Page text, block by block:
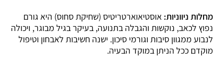
מחלות ניווניות: אוסטיאוארטריטיס (שחיקת סחוס) היא גורם
נפוץ לכאב, נוקשות והגבלה בתנועה, בעיקר בגיל מבוגר, ויכולה
לנבוע ממגוון סיבות וגורמי סיכון. ישנה חשיבות לאבחון וטיפול
מוקדם ככל הניתן במוקד הבעיה.